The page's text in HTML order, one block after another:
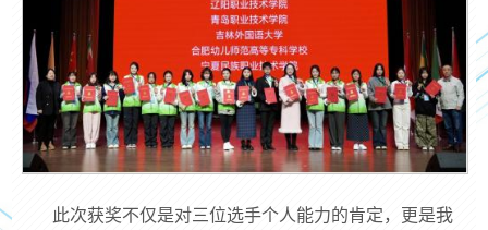
此次获奖不仅是对三位选手个人能力的肯定，更是我